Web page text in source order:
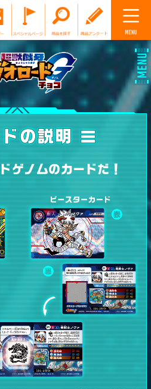
ゲノムのカードだ！
TOP
ドの説明
ーリー
クター図鑑
Twitter